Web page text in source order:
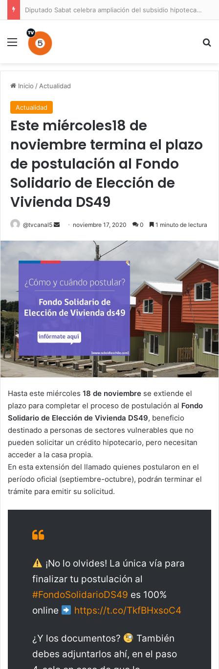
Diputado Sabat celebra ampliación del subsidio hipotecario con viviendas de hasta 6.000 UF
Menú
Inicio / Actualidad
Actualidad
Este miércoles18 de
noviembre termina el plazo
de postulación al Fondo
Solidario de Elección de
Vivienda DS49
@tvcanal5
Send noviembre 17, 2020 0 1 minuto de lectura
Hasta este miércoles 18 de noviembre se extiende el
plazo para completar el proceso de postulación al Fondo
Solidario de Elección de Vivienda DS49, beneficio
destinado a personas de sectores vulnerables que no
pueden solicitar un crédito hipotecario, pero necesitan
acceder a la casa propia.
En esta extensión del llamado quienes postularon en el
período oficial (septiembre-octubre), podrán terminar el
trámite para emitir su solicitud.
¡No lo olvides! La única vía para
finalizar tu postulación al
#FondoSolidarioDS49 es 100%
online
https://t.co/TkfBHxsoC4
¿Y los documentos?
También
debes adjuntarlos ahí, en el paso